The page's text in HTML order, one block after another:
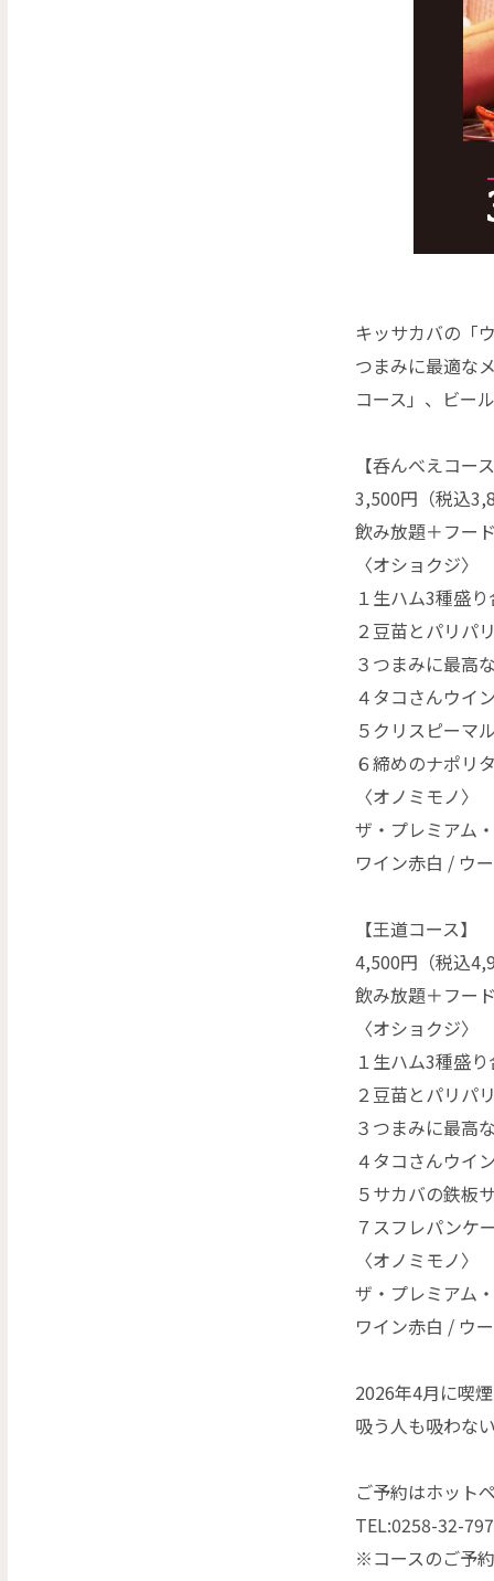
キッサカバの「
つまみに最適な
コース」、ビー
【呑んべえコース
3,500円（税込
飲み放題＋フー
〈オショクジ〉
１生ハム3種盛
２豆苗とパリパ
３つまみに最高
４タコさんウイ
５クリスピーマ
６締めのナポリ
〈オノミモノ〉
ザ・プレミアム
ワイン赤白 / ウ
【王道コース】
4,500円（税込
飲み放題＋フー
〈オショクジ〉
１生ハム3種盛
２豆苗とパリパ
３つまみに最高
４タコさんウイ
５サカバの鉄板
７スフレパンケ
〈オノミモノ〉
ザ・プレミアム
ワイン赤白 / ウ
2026年4月に喫
吸う人も吸わな
ご予約はホット
TEL:0258-32-
※コースのご予